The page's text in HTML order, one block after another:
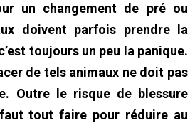
un changement de pré ou
doivent parfois prendre la
toujours un peu la panique.
de tels animaux ne doit pas
Outre le risque de blessure
tout faire pour réduire au